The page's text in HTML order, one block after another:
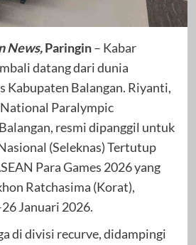
News,Paringin– Kabar
datang dari dunia
Kabupaten Balangan. Riyanti,
Paralympic
resmi dipanggil untuk
(Seleknas) Tertutup
Para Games 2026 yang
Ratchasima (Korat),
Januari 2026.
di divisi recurve, didampingi